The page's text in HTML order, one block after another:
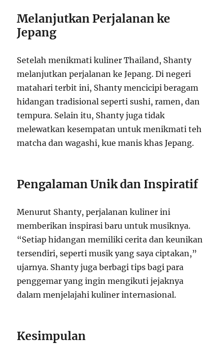
Melanjutkan Perjalanan ke
Jepang
Setelah menikmati kuliner Thailand, Shanty
melanjutkan perjalanan ke Jepang. Di negeri
matahari terbit ini, Shanty mencicipi beragam
hidangan tradisional seperti sushi, ramen, dan
tempura. Selain itu, Shanty juga tidak
melewatkan kesempatan untuk menikmati teh
matcha dan wagashi, kue manis khas Jepang.
Pengalaman Unik dan Inspiratif
Menurut Shanty, perjalanan kuliner ini
memberikan inspirasi baru untuk musiknya.
“Setiap hidangan memiliki cerita dan keunikan
tersendiri, seperti musik yang saya ciptakan,”
ujarnya. Shanty juga berbagi tips bagi para
penggemar yang ingin mengikuti jejaknya
dalam menjelajahi kuliner internasional.
Kesimpulan